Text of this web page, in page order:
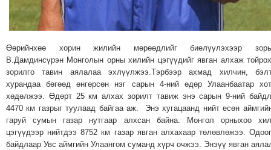
ГРАНАТ
ДЭЛБЭРСЭН
ОСЛЫН
ЭРГЭН
ТОЙРОНД
ТӨВСИЙН
ТОДОТГОЛЫН
ЭРГЭН
ТОЙРОНД
Өөрийнхөө хорин жилийн мөрөөдлийг биелүүлэхээр
В.Дамдинсүрэн Монголын орны хилийн цэгүүдийг явган алхаж
зорилго тавин аялалаа эхлүүлжээ.Тэрбээр ахмад хилчин,
хурандаа бөгөөд өнгөрсөн нэг сарын 4-ний өдөр Улаанбаатар
хөдөлжээ. Өдөрт 25 км алхах зорилт тавиж энэ сарын 9-ний
4470 км газрыг туулаад байгаа аж. Энэ хугацаанд нийт есөн
гаруй сумын газар нутгаар алхсан байна. Монгол орныхоо
цэгүүдээр нийтдээ 8752 км газар явган алхахаар төлөвлөжээ.
байдлаар Увс аймгийн Улаангом суманд хүрч очжээ. Энэүү явган